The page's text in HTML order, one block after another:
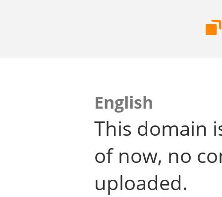
English
This domain
of now, no
uploaded.